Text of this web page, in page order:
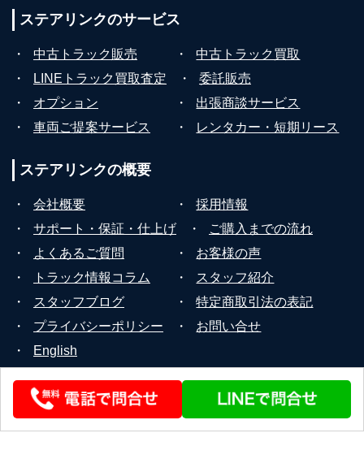
ステアリンクのサービス
・ 中古トラック販売 ・
中古トラック買取
・
LINEトラック買取査定 ・
委託販売
・
オプション ・
出張商談サービス
・
車両ご提案サービス ・ レンタカー・短期リース
ステアリンクの概要
・ 会社概要 ・
採用情報
・
サポート・保証・仕上げ ・
ご購入までの流れ
・
よくあるご質問 ・
お客様の声
・
トラック情報コラム ・
スタッフ紹介
・
スタッフブログ ・
特定商取引法の表記
・
プライバシーポリシー ・
お問い合せ
・
English
© 2026 STEERLINK Co.,Ltd